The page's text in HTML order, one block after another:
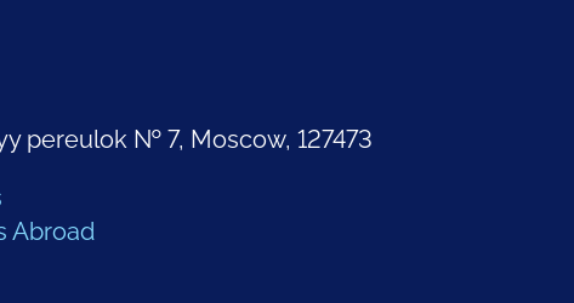
pereulok № 7, Moscow, 127473
Abroad